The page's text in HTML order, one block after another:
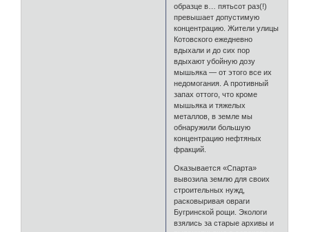
образце в… пятьсот раз(!)
превышает допустимую
концентрацию. Жители улицы
Котовского ежедневно
вдыхали и до сих пор
вдыхают убойную дозу
мышьяка — от этого все их
недомогания. А противный
запах оттого, что кроме
мышьяка и тяжелых
металлов, в земле мы
обнаружили большую
концентрацию нефтяных
фракций.
Оказывается «Спарта»
вывозила землю для своих
строительных нужд,
расковыривая овраги
Бугринской рощи. Экологи
взялись за старые архивы и